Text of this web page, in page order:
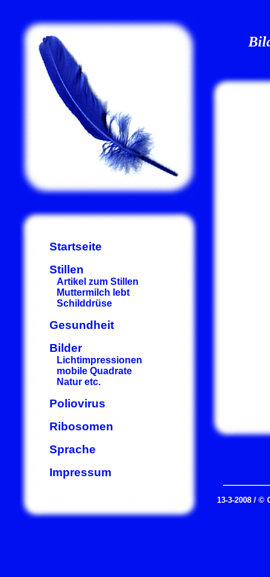
Startseite
Stillen
Artikel zum Stillen
Muttermilch lebt
Schilddrüse
Gesundheit
Bilder
Lichtimpressionen
mobile Quadrate
Natur etc.
Poliovirus
Ribosomen
Sprache
Impressum
13-3-2008 / ©